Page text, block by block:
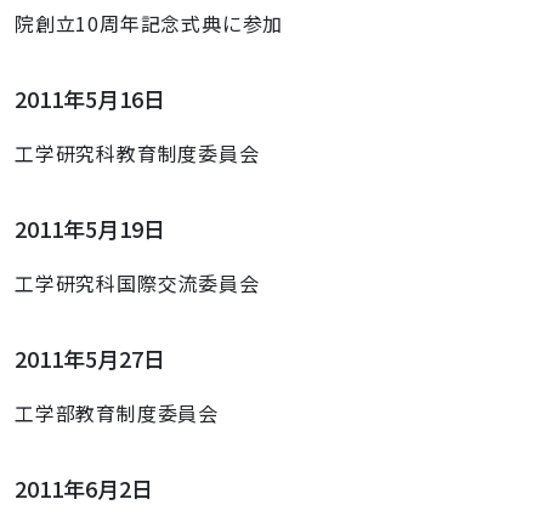
院創立10周年記念式典に参加
2011年5月16日
工学研究科教育制度委員会
2011年5月19日
工学研究科国際交流委員会
2011年5月27日
工学部教育制度委員会
2011年6月2日